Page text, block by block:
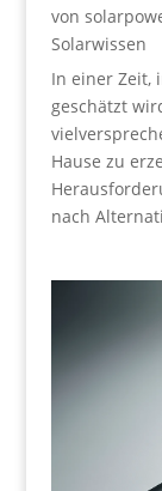
von
Solarwissen
In einer Zeit,
geschätzt
Hause zu
nach